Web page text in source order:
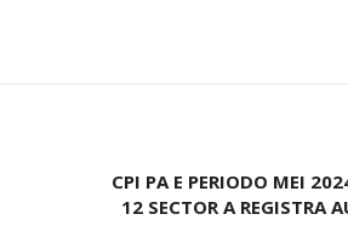
CPI PA E PERIODO MEI
12 SECTOR A REGISTRA